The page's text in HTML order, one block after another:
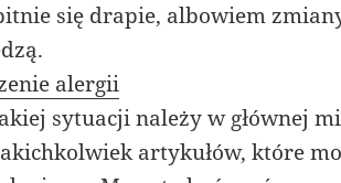
się drapie, albowiem
alergii
sytuacji należy w głównej
artykułów, które